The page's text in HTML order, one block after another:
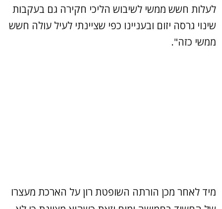
לעלות חשש ממשי לשיבוש הליכי חקירה גם בעקבות
שינוי גרסה יזום ובעניינו כפי שציינתי לעיל עולה חשש
ממשי כזה".
מיד לאחר מכן הורתה השופטת רון על הארכת מעצרו